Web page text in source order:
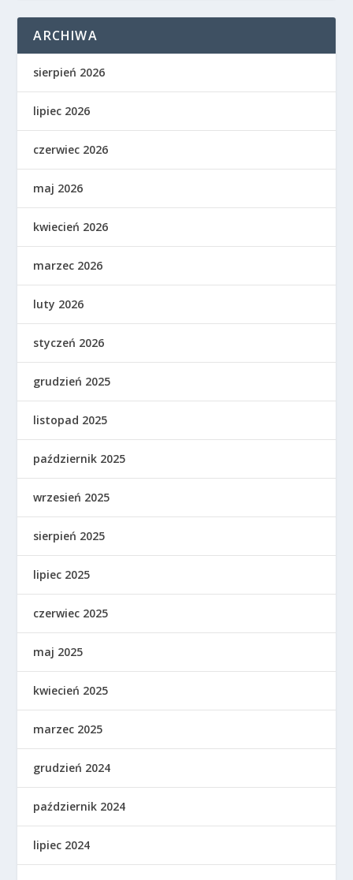
ARCHIWA
sierpień 2026
lipiec 2026
czerwiec 2026
maj 2026
kwiecień 2026
marzec 2026
luty 2026
styczeń 2026
grudzień 2025
listopad 2025
październik 2025
wrzesień 2025
sierpień 2025
lipiec 2025
czerwiec 2025
maj 2025
kwiecień 2025
marzec 2025
grudzień 2024
październik 2024
lipiec 2024